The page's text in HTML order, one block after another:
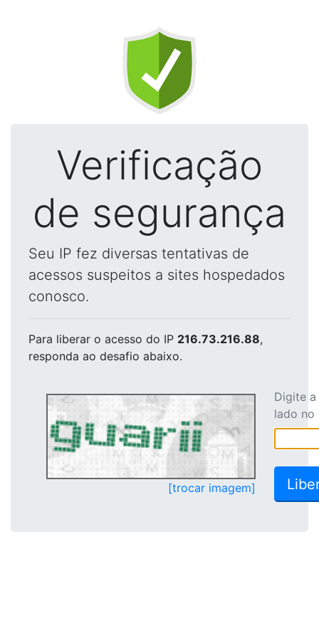
Verificação
de segurança
Seu IP fez diversas tentativas de
acessos suspeitos a sites hospedados
conosco.
Para liberar o acesso do IP 216.73.216.88,
responda ao desafio abaixo.
[trocar imagem]
Digite
lado no